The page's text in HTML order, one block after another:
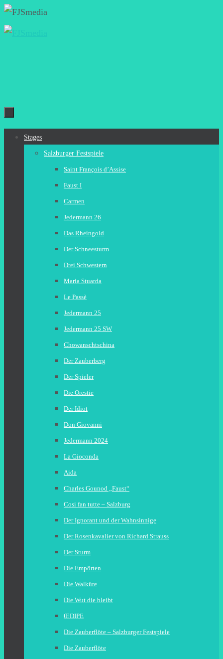
Zum
Inhalt
Zum
Stages
Salzburger Festspiele
Saint François d’Assise
Faust I
Carmen
Jedermann 26
Das Rheingold
Der Schneesturm
Drei Schwestern
Maria Stuarda
Le Passè
Jedermann 25
Jedermann 25 SW
Chowanschtschina
Der Zauberberg
Der Spieler
Die Orestie
Der Idiot
Don Giovanni
Jedermann 2024
La Gioconda
Aida
Charles Gounod „Faust“
Cosi fan tutte – Salzburg
Der Ignorant und der Wahnsinnige
Der Rosenkavalier von Richard Strauss
Der Sturm
Die Empörten
Die Walküre
Die Wut die bleibt
ŒDIPE
Die Zauberflöte – Salzburger Festspiele
Die Zauberflöte